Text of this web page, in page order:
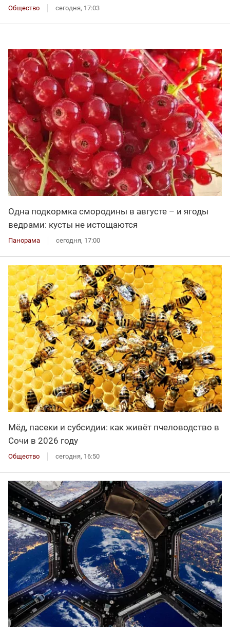
Общество сегодня, 17:03
Одна подкормка смородины в августе – и ягоды
ведрами: кусты не истощаются
Панорама сегодня, 17:00
Мёд, пасеки и субсидии: как живёт пчеловодство в
Сочи в 2026 году
Общество сегодня, 16:50